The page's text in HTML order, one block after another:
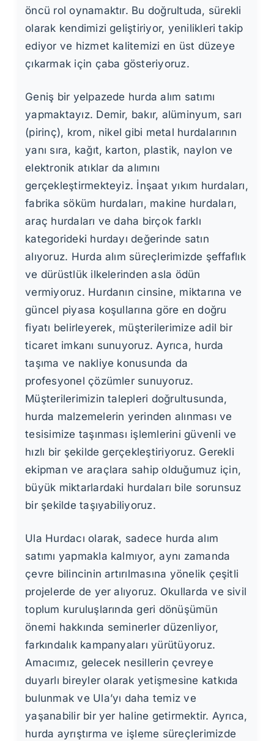
öncü rol oynamaktır. Bu doğrultuda, sürekli
olarak kendimizi geliştiriyor, yenilikleri takip
ediyor ve hizmet kalitemizi en üst düzeye
çıkarmak için çaba gösteriyoruz.
Geniş bir yelpazede hurda alım satımı
yapmaktayız. Demir, bakır, alüminyum, sarı
(pirinç), krom, nikel gibi metal hurdalarının
yanı sıra, kağıt, karton, plastik, naylon ve
elektronik atıklar da alımını
gerçekleştirmekteyiz. İnşaat yıkım hurdaları,
fabrika söküm hurdaları, makine hurdaları,
araç hurdaları ve daha birçok farklı
kategorideki hurdayı değerinde satın
alıyoruz. Hurda alım süreçlerimizde şeffaflık
ve dürüstlük ilkelerinden asla ödün
vermiyoruz. Hurdanın cinsine, miktarına ve
güncel piyasa koşullarına göre en doğru
fiyatı belirleyerek, müşterilerimize adil bir
ticaret imkanı sunuyoruz. Ayrıca, hurda
taşıma ve nakliye konusunda da
profesyonel çözümler sunuyoruz.
Müşterilerimizin talepleri doğrultusunda,
hurda malzemelerin yerinden alınması ve
tesisimize taşınması işlemlerini güvenli ve
hızlı bir şekilde gerçekleştiriyoruz. Gerekli
ekipman ve araçlara sahip olduğumuz için,
büyük miktarlardaki hurdaları bile sorunsuz
bir şekilde taşıyabiliyoruz.
Ula Hurdacı olarak, sadece hurda alım
satımı yapmakla kalmıyor, aynı zamanda
çevre bilincinin artırılmasına yönelik çeşitli
projelerde de yer alıyoruz. Okullarda ve sivil
toplum kuruluşlarında geri dönüşümün
önemi hakkında seminerler düzenliyor,
farkındalık kampanyaları yürütüyoruz.
Amacımız, gelecek nesillerin çevreye
duyarlı bireyler olarak yetişmesine katkıda
bulunmak ve Ula’yı daha temiz ve
yaşanabilir bir yer haline getirmektir. Ayrıca,
hurda ayrıştırma ve işleme süreçlerimizde